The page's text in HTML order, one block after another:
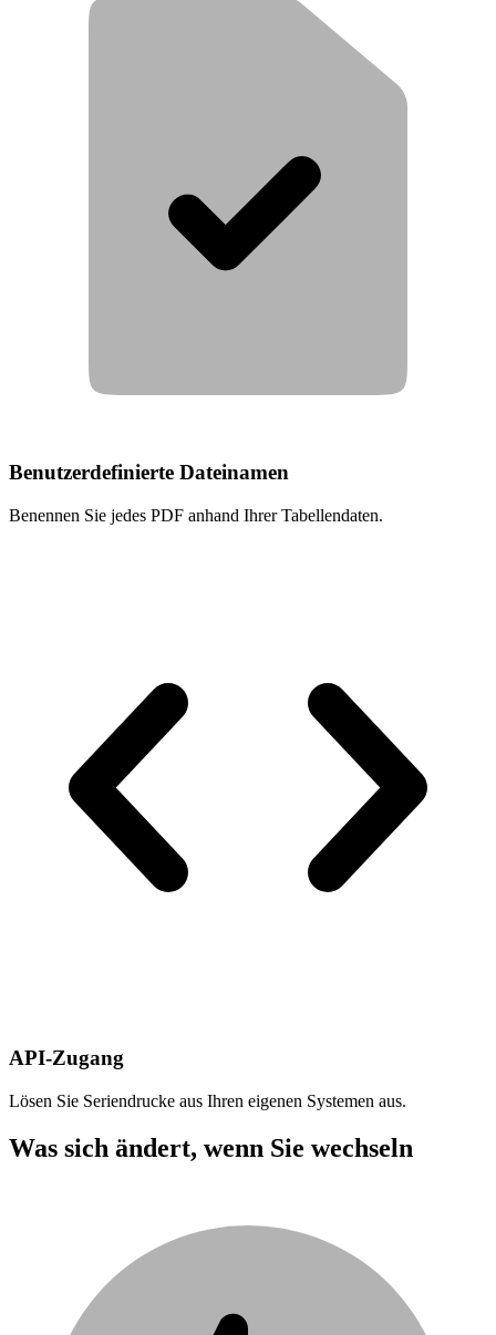
Benutzerdefinierte Dateinamen
Benennen Sie jedes PDF anhand Ihrer Tabellendaten.
API-Zugang
Lösen Sie Seriendrucke aus Ihren eigenen Systemen aus.
Was sich ändert, wenn Sie wechseln